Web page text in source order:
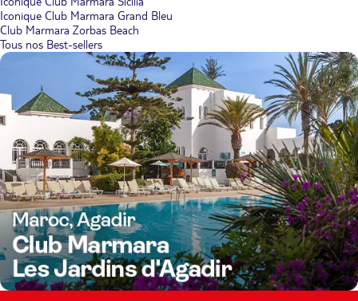
Iconique Club Marmara Grand Bleu
Club Marmara Zorbas Beach
Tous nos Best-sellers